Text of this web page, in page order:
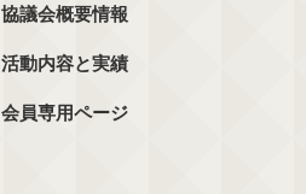
協議会概要情報
活動内容と実績
会員専用ページ